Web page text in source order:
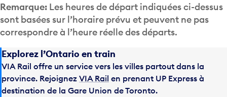
Remarque: Les heures de départ indiquées ci-dessus
sont basées sur l’horaire prévu et peuvent ne pas
correspondre à l’heure réelle des départs.
Explorez l’Ontario en train
VIA Rail offre un service vers les villes partout dans la
province. Rejoignez VIA Rail en prenant UP Express à
destination de la Gare Union de Toronto.